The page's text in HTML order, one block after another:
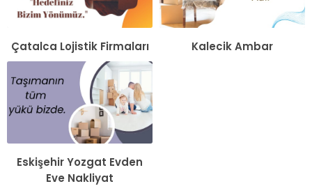
Çatalca Lojistik Firmaları Kalecik Ambar
Eskişehir Yozgat Evden
Eve Nakliyat